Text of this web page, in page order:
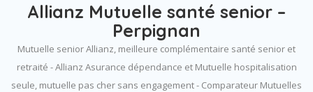
Allianz Mutuelle santé senior –
Perpignan
Mutuelle senior Allianz, meilleure complémentaire santé senior et
retraité - Allianz Asurance dépendance et Mutuelle hospitalisation
seule, mutuelle pas cher sans engagement - Comparateur Mutuelles